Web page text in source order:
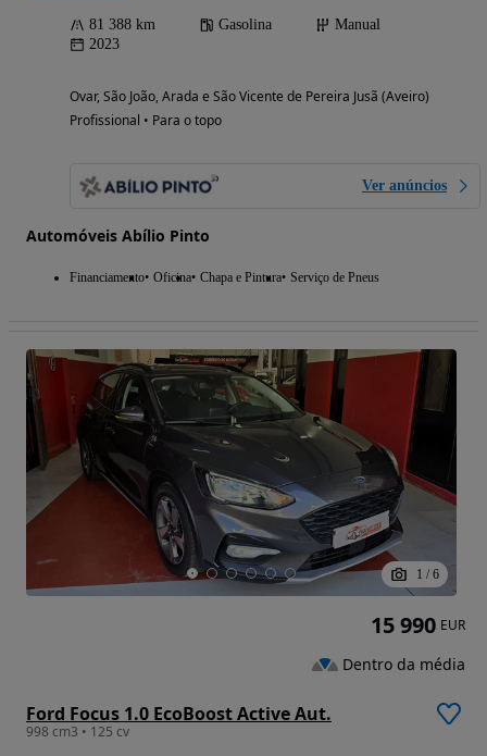
81 388 km Gasolina
Manual
2023
Ovar, São João, Arada e São Vicente de Pereira Jusã (Aveiro)
Profissional • Para o topo
Ver anúncios
Automóveis Abílio Pinto
Financiamento Oficina Chapa e Pintura Serviço de Pneus
1 / 6
Ford Focus 1.0 EcoBoost Active Aut.
998 cm3 • 125 cv
15 990 EUR
Dentro da média